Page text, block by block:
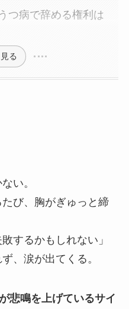
つ病で辞める権利は
る
い。
び、胸がぎゅっと締
するかもしれない」
、涙が出てくる。
悲鳴を上げているサイ